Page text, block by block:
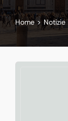
Home > Notizie